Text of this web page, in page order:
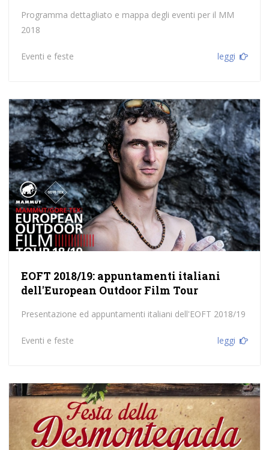
Programma dettagliato e mappa degli eventi per il MM
2018
Eventi e feste leggi
EOFT 2018/19: appuntamenti italiani
dell'European Outdoor Film Tour
Presentazione ed appuntamenti italiani dell'EOFT 2018/19
Eventi e feste leggi